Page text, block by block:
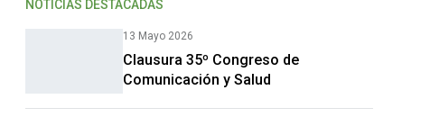
NOTICIAS DESTACADAS
13 Mayo 2026
Clausura 35º Congreso de
Comunicación y Salud